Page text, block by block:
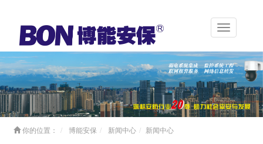
Toggle
你的位置： 博能安保 新闻中心 新闻中心